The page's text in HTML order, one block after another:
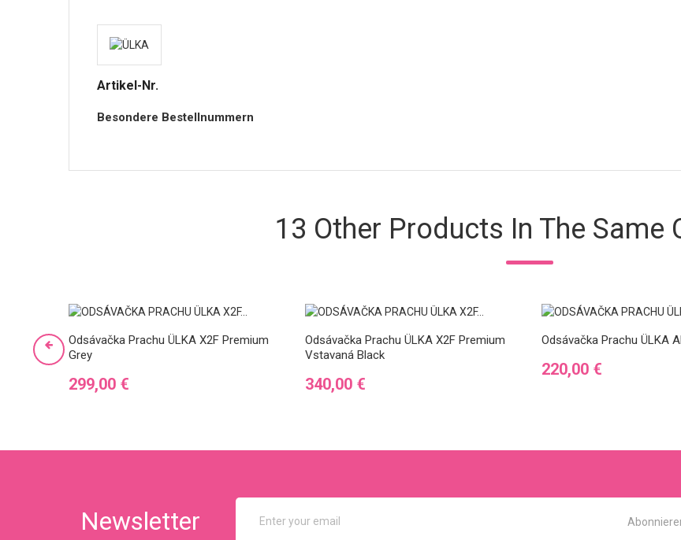
Artikel-Nr.
Besondere Bestellnummern
13 Other Products In The Same
Odsávačka Prachu ÜLKA X2F Premium
Grey
Preis
299,00 €
Odsávačka Prachu ÜLKA X2F Premium
Vstavaná Black
Preis
340,00 €
Odsávačka Prachu ÜLKA
Preis
220,00 €
Newsletter